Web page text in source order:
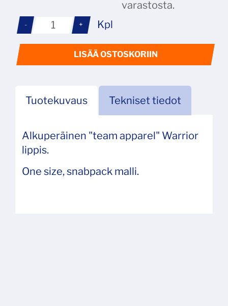
varastosta.
- + Kpl
LISÄÄ OSTOSKORIIN
Tuotekuvaus Tekniset tiedot
Alkuperäinen "team apparel" Warrior
lippis.
One size, snabpack malli.